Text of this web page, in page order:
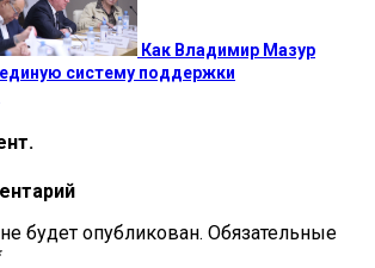
Как Владимир Мазур
систему поддержки
будет опубликован. Обязательные